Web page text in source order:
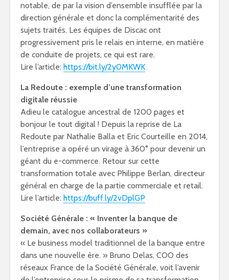
notable, de par la vision d’ensemble insufflée par la
direction générale et donc la complémentarité des
sujets traités. Les équipes de Discac ont
progressivement pris le relais en interne, en matière
de conduite de projets, ce qui est rare.
Lire l’article: https://bit.ly/2y0MKWK
La Redoute : exemple d’une transformation
digitale réussie
Adieu le catalogue ancestral de 1200 pages et
bonjour le tout digital ! Depuis la reprise de La
Redoute par Nathalie Balla et Eric Courteille en 2014,
l’entreprise a opéré un virage à 360° pour devenir un
géant du e-commerce. Retour sur cette
transformation totale avec Philippe Berlan, directeur
général en charge de la partie commerciale et retail.
Lire l’article: https://buff.ly/2vDplGP
Société Générale : « Inventer la banque de
demain, avec nos collaborateurs »
« Le business model traditionnel de la banque entre
dans une nouvelle ère. » Bruno Delas, COO des
réseaux France de la Société Générale, voit l’avenir